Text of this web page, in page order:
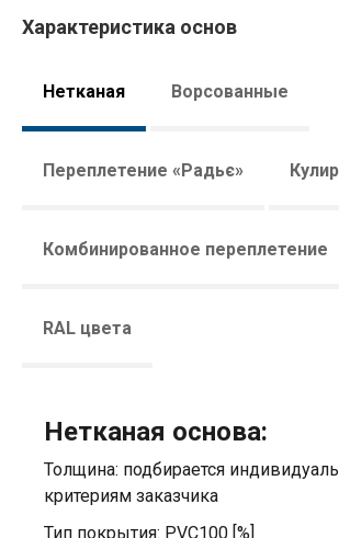
Характеристика основ
Нетканая Ворсованные
Переплетение «Радьє»
Комбинированное переплетение
RAL цвета
Нетканая основа:
Толщина: подбирается
критериям заказчика
Тип покрытия: PVC100 [%]